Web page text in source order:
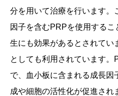
分を用いて治療を行います。
因子を含むPRPを使用する
生にも効果があるとされてい
としても利用されています。
で、血小板に含まれる成長因
成や細胞の活性化が促進され